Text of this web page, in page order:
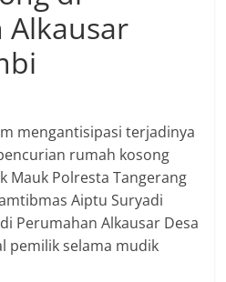
Alkausar
mengantisipasi terjadinya
rumah kosong
Mauk Polresta Tangerang
Aiptu Suryadi
Perumahan Alkausar Desa
pemilik selama mudik